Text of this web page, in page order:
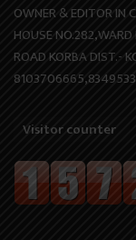
OWNER & EDITOR IN
HOUSE
ROAD KORBA DIST.-
Visitor counter